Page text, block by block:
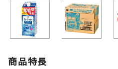
商品特長